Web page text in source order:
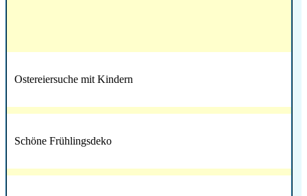
Ostereiersuche mit Kindern
Schöne Frühlingsdeko